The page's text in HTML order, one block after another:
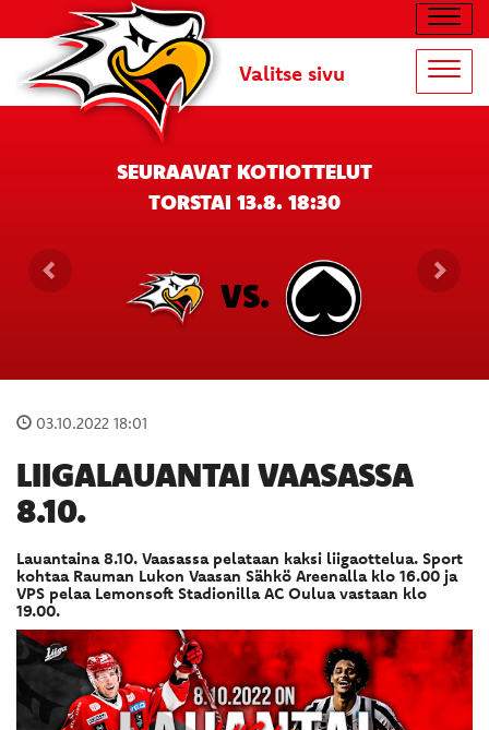
Valitse sivu
SEURAAVAT KOTIOTTELUT
TORSTAI 13.8. 18:30
VS.
03.10.2022 18:01
LIIGALAUANTAI VAASASSA
8.10.
Lauantaina 8.10. Vaasassa pelataan kaksi liigaottelua. Sport
kohtaa Rauman Lukon Vaasan Sähkö Areenalla klo 16.00 ja
VPS pelaa Lemonsoft Stadionilla AC Oulua vastaan klo
19.00.